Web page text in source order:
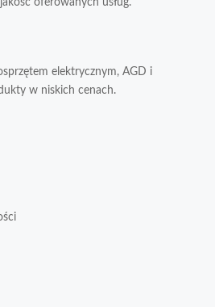
oferowanych usług.
elektrycznym, AGD i
w niskich cenach.